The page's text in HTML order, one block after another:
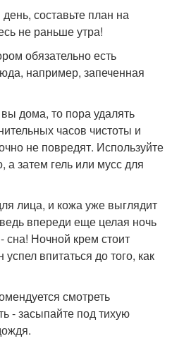
составьте план на
не раньше утра!
обязательно есть
например, запеченная
дома, то пора удалять
часов чистоты и
не повредят. Используйте
а затем гель или мусс для
лица, и кожа уже выглядит
впереди еще целая ночь
сна! Ночной крем стоит
впитаться до того, как
смотреть
- засыпайте под тихую